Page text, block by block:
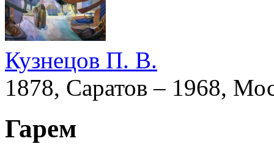
Кузнецов П. В.
1878, Саратов – 1968,
Гарем